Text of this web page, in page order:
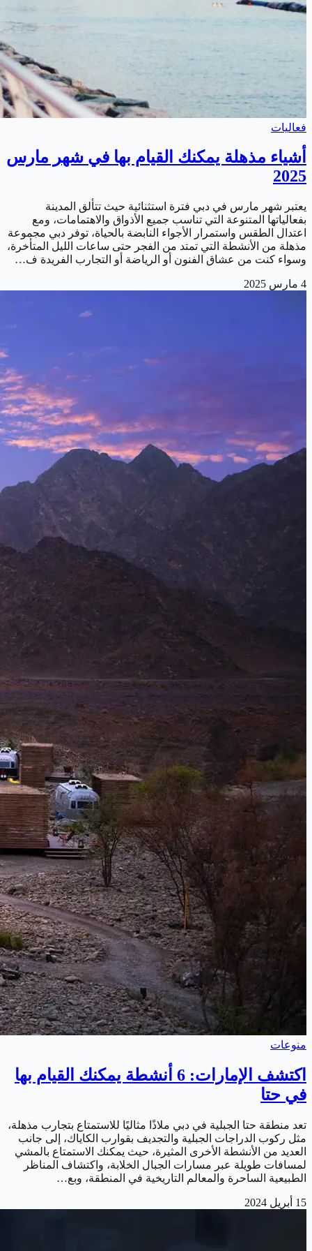
فعاليات
أشياء مذهلة يمكنك القيام بها في شهر مارس
2025
يعتبر شهر مارس في دبي فترة استثنائية حيث تتألق المدينة
بفعالياتها المتنوعة التي تناسب جميع الأذواق والاهتمامات، ومع
اعتدال الطقس واستمرار الأجواء النابضة بالحياة، توفر دبي مجموعة
مذهلة من الأنشطة التي تمتد من الفجر حتى ساعات الليل المتأخرة،
وسواء كنت من عشاق الفنون أو الرياضة أو التجارب الفريدة ف…
4 مارس 2025
منوعات
اكتشف الإمارات: 6 أنشطة يمكنك القيام بها
في حتا
تعد منطقة حتا الجبلية في دبي ملاذًا مثاليًا للاستمتاع بتجارب مذهلة،
مثل ركوب الدراجات الجبلية والتجديف بقوارب الكاياك، إلى جانب
العديد من الأنشطة الأخرى المثيرة، حيث يمكنك الاستمتاع بالمشي
لمسافات طويلة عبر مسارات الجبال الخلابة، واكتشاف المناظر
الطبيعية الساحرة والمعالم التاريخية في المنطقة، وبع…
15 أبريل 2024